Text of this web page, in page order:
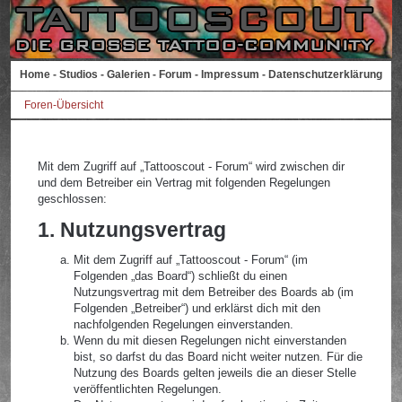
Home - Studios - Galerien - Forum - Impressum - Datenschutzerklärung
Foren-Übersicht
Mit dem Zugriff auf „Tattooscout - Forum“ wird zwischen dir
und dem Betreiber ein Vertrag mit folgenden Regelungen
geschlossen:
1. Nutzungsvertrag
Mit dem Zugriff auf „Tattooscout - Forum“ (im
Folgenden „das Board“) schließt du einen
Nutzungsvertrag mit dem Betreiber des Boards ab (im
Folgenden „Betreiber“) und erklärst dich mit den
nachfolgenden Regelungen einverstanden.
Wenn du mit diesen Regelungen nicht einverstanden
bist, so darfst du das Board nicht weiter nutzen. Für die
Nutzung des Boards gelten jeweils die an dieser Stelle
veröffentlichten Regelungen.